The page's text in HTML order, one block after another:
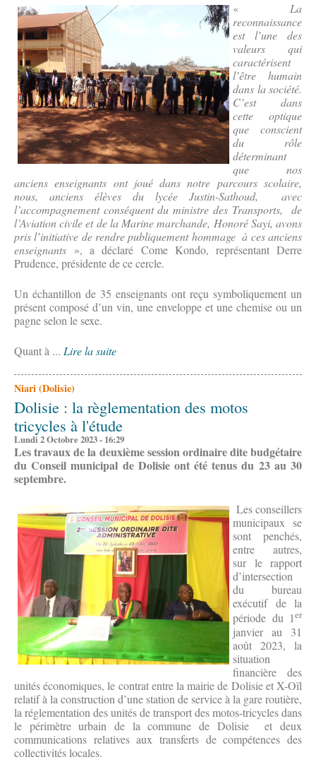
« La
reconnaissance
est l’une des
valeurs qui
caractérisent
l’être humain
dans la société.
C’est dans
cette optique
que conscient
du rôle
déterminant
que nos
anciens enseignants ont joué dans notre parcours scolaire,
nous, anciens élèves du lycée Justin-Sathoud, avec
l’accompagnement conséquent du ministre des Transports, de
l’Aviation civile et de la Marine marchande, Honoré Sayi, avons
pris l’initiative de rendre publiquement hommage à ces anciens
enseignants », a déclaré Come Kondo, représentant Derre
Prudence, présidente de ce cercle.
Un échantillon de 35 enseignants ont reçu symboliquement un
présent composé d’un vin, une enveloppe et une chemise ou un
pagne selon le sexe.
Quant à ... Lire la suite
Niari (Dolisie)
Dolisie : la règlementation des motos
tricycles à l'étude
Lundi 2 Octobre 2023 - 16:29
Les travaux de la deuxième session ordinaire dite budgétaire
du Conseil municipal de Dolisie ont été tenus du 23 au 30
septembre.
Les conseillers
municipaux se
sont penchés,
entre autres,
sur le rapport
d’intersection
du bureau
exécutif de la
période du 1er
janvier au 31
août 2023, la
situation
financière des
unités économiques, le contrat entre la mairie de Dolisie et X-Oïl
relatif à la construction d’une station de service à la gare routière,
la réglementation des unités de transport des motos-tricycles dans
le périmètre urbain de la commune de Dolisie et deux
communications relatives aux transferts de compétences des
collectivités locales.